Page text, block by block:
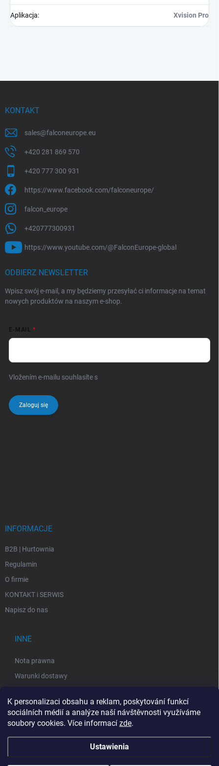
K personalizaci obsahu a reklam, poskytování funkcí
sociálních médií a analýze naší návštěvnosti využíváme
soubory cookies. Více informací zde.
Ustawienia
Aplikacja: Xvision Pro
KONTAKT
sales@falconeurope.eu
+420 281 869 570
+420 777 300 931
https://www.facebook.com/falconeurope/
falcon_europe
+420777300931
https://www.youtube.com/@FalconEurope-global
ODBIERZ NEWSLETTER
Wpisz swój e-mail, a my będziemy przesyłać ci informacje na temat
nowych produktów na naszym e-shop.
E-MAIL
Vložením e-mailu souhlasíte s
Zaloguj się
INFORMACJE
B2B | Hurtownia
Regulamin
O firmie
KONTAKT i SERWIS
Napisz do nas
INNE
Nota prawna
Warunki dostawy
Regulamin
Zwrot sprzętu elektrycznego